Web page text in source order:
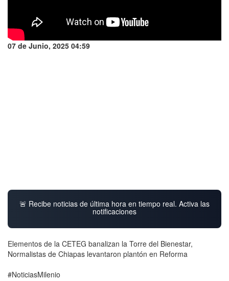
07 de Junio, 2025 04:59
🚨 Recibe noticias de última hora en tiempo real. Activa las
notificaciones
Elementos de la CETEG banalizan la Torre del Bienestar,
Normalistas de Chiapas levantaron plantón en Reforma
#NoticiasMilenio